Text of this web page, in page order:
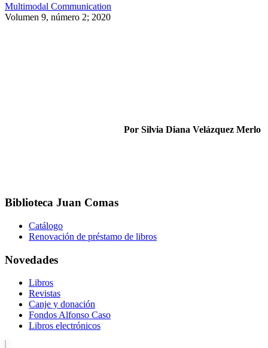
Multimodal Communication
Volumen 9, número 2; 2020
Por Silvia Diana Velázquez Merlo
Biblioteca Juan Comas
Catálogo
Renovación de préstamo de libros
Novedades
Libros
Revistas
Canje y donación
Fondos Alfonso Caso
Libros electrónicos